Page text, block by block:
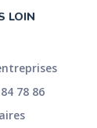
LOIN
78 86